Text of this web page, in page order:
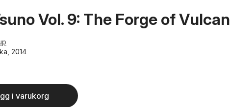
Vol. 9: The Forge of Vulcan
2014
i varukorg